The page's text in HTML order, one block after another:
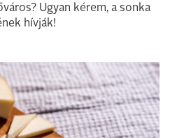
Ugyan kérem, a sonka
hívják!